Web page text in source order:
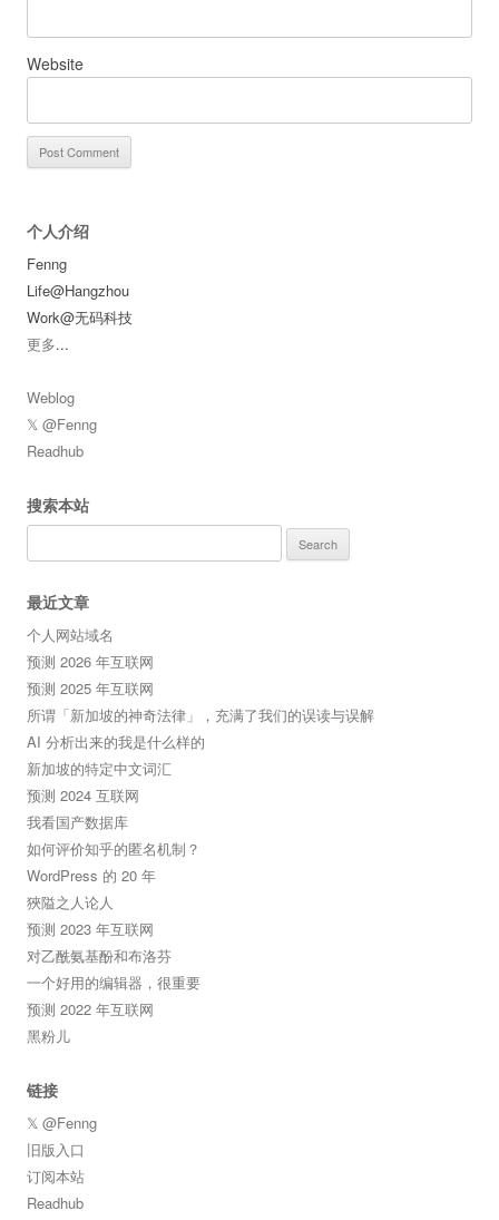
Website
个人介绍
Fenng
Life@Hangzhou
Work@无码科技
更多...
Weblog
𝕏 @Fenng
Readhub
搜索本站
for:
最近文章
个人网站域名
预测 2026 年互联网
预测 2025 年互联网
所谓「新加坡的神奇法律」，充满了我们的误读与误解
AI 分析出来的我是什么样的
新加坡的特定中文词汇
预测 2024 互联网
我看国产数据库
如何评价知乎的匿名机制？
WordPress 的 20 年
狹隘之人论人
预测 2023 年互联网
对乙酰氨基酚和布洛芬
一个好用的编辑器，很重要
预测 2022 年互联网
黑粉儿
链接
𝕏 @Fenng
旧版入口
订阅本站
Readhub